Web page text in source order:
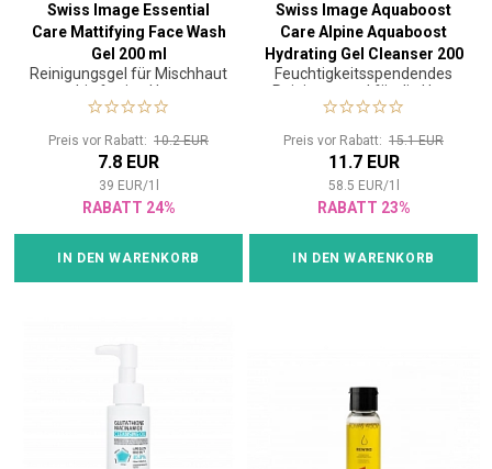
Swiss Image Essential
Care Mattifying Face Wash
Gel 200 ml
Reinigungsgel für Mischhaut
bis fettige Haut
Preis vor Rabatt: 10.2 EUR
7.8 EUR
39 EUR/1
RABATT 24%
IN DEN WARENKORB
Swiss Image Aquaboost
Care Alpine Aquaboost
Hydrating Gel Cleanser 200
ml
Feuchtigkeitsspendendes
Reinigungsgel für die Haut
Preis vor Rabatt: 15.1 EUR
11.7 EUR
58.5 EUR/1
RABATT 23%
IN DEN WARENKORB